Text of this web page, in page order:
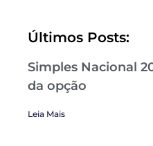
Últimos Posts:
Simples Nacional
da opção
Leia Mais